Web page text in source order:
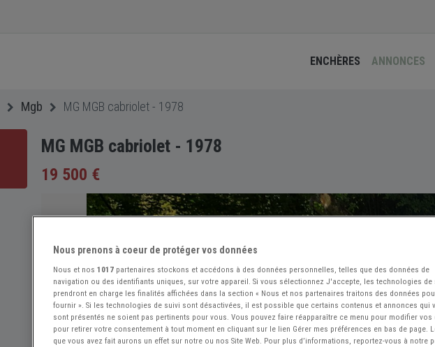
ENCHÈRES ANNONCES
Mgb MG MGB cabriolet - 1978
MG MGB cabriolet - 1978
19 500 €
Nous prenons à coeur de protéger vos données
Nous et nos 1017 partenaires stockons et accédons à des données personnelles, telles que des données de
navigation ou des identifiants uniques, sur votre appareil. Si vous sélectionnez J'accepte, les technologies de
prendront en charge les finalités affichées dans la section « Nous et nos partenaires traitons des données
fournir ». Si les technologies de suivi sont désactivées, il est possible que certains contenus et annonces qui
sont présentés ne soient pas pertinents pour vous. Vous pouvez faire réapparaître ce menu pour modifier vos
pour retirer votre consentement à tout moment en cliquant sur le lien Gérer mes préférences en bas de page.
que vous avez fait aurons un effet sur notre ou nos Site Web. Pour plus d’informations, reportez-vous à notre